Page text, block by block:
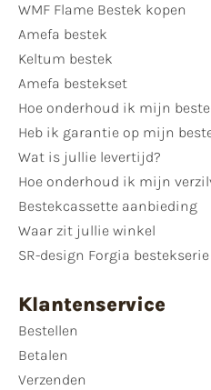
WMF Flame Bestek kopen
Amefa bestek
Keltum bestek
Amefa bestekset
Hoe onderhoud ik mijn
Heb ik garantie op mijn
Wat is jullie levertijd?
Hoe onderhoud ik mijn
Bestekcassette aanbieding
Waar zit jullie winkel
SR-design Forgia bestekserie
Klantenservice
Bestellen
Betalen
Verzenden